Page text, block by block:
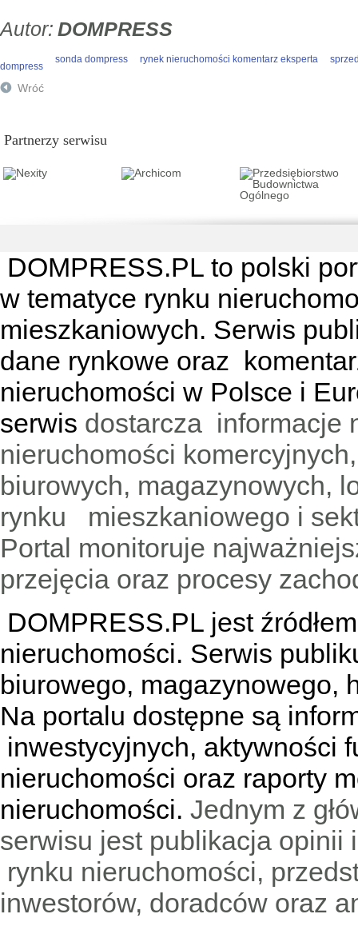
DOMPRESS
dompress
sonda dompress rynek nieruchomości komentarz eksperta
Wróć
Partnerzy serwisu
DOMPRESS.PL to polski
w tematyce rynku
mieszkaniowych. Serwis
dane rynkowe oraz
nieruchomości w Polsce i
serwis dostarcza informacje
nieruchomości
biurowych, magazynowych,
rynku mieszkaniowego i
Portal monitoruje
przejęcia oraz procesy
DOMPRESS.PL jest
nieruchomości. Serwis
biurowego, magazynowego,
Na portalu dostępne są
inwestycyjnych, aktywności
nieruchomości oraz raporty
nieruchomości. Jednym z
serwisu jest publikacja
rynku nieruchomości,
inwestorów, doradców oraz